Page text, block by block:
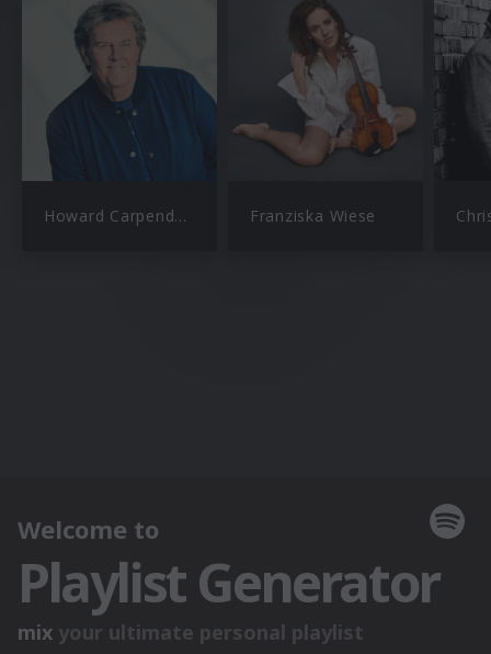
Howard Carpendale Franziska Wiese